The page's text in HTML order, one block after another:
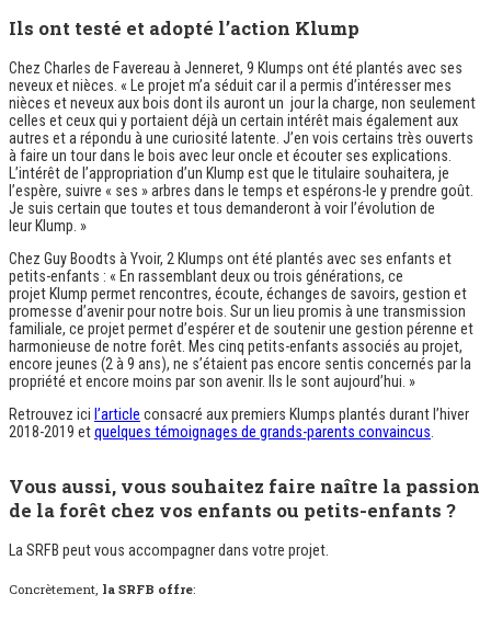
Ils ont testé et adopté l’action Klump
Chez Charles de Favereau à Jenneret, 9 Klumps ont été plantés avec ses
neveux et nièces. « Le projet m’a séduit car il a permis d’intéresser mes
nièces et neveux aux bois dont ils auront un jour la charge, non seulement
celles et ceux qui y portaient déjà un certain intérêt mais également aux
autres et a répondu à une curiosité latente. J’en vois certains très ouverts
à faire un tour dans le bois avec leur oncle et écouter ses explications.
L’intérêt de l’appropriation d’un Klump est que le titulaire souhaitera, je
l’espère, suivre « ses » arbres dans le temps et espérons-le y prendre goût.
Je suis certain que toutes et tous demanderont à voir l’évolution de
leur Klump . »
Chez Guy Boodts à Yvoir, 2 Klumps ont été plantés avec ses enfants et
petits-enfants : « En rassemblant deux ou trois générations, ce
projet Klump permet rencontres, écoute, échanges de savoirs, gestion et
promesse d’avenir pour notre bois. Sur un lieu promis à une transmission
familiale, ce projet permet d’espérer et de soutenir une gestion pérenne et
harmonieuse de notre forêt. Mes cinq petits-enfants associés au projet,
encore jeunes (2 à 9 ans), ne s’étaient pas encore sentis concernés par la
propriété et encore moins par son avenir. Ils le sont aujourd’hui. »
Retrouvez ici l’article consacré aux premiers Klumps plantés durant l’hiver
2018-2019 etquelques témoignages de grands-parents convaincus.
Vous aussi, vous souhaitez faire naître la passion
de la forêt chez vos enfants ou petits-enfants ?
La SRFB peut vous accompagner dans votre projet.
Concrètement, la SRFB offre: